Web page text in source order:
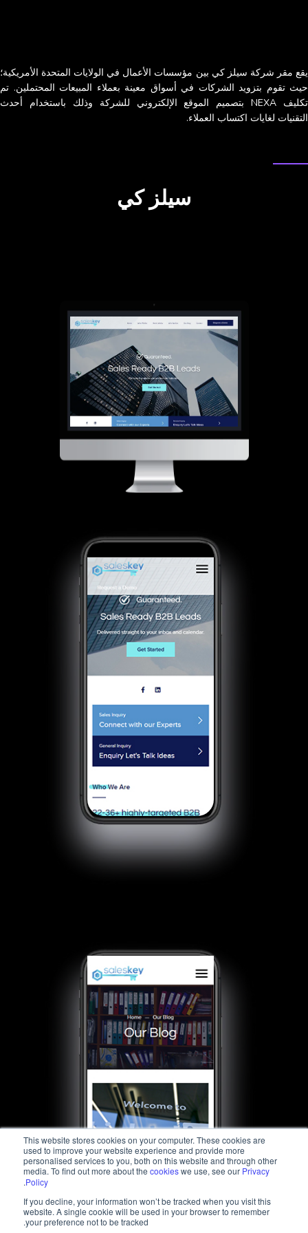
This website stores cookies on your computer. These cookies are
used to improve your website experience and provide more
personalised services to you, both on this website and through other
media. To find out more about the cookieswe use, see our Privacy
Policy
.
If you decline, your information won’t be tracked when you visit this
website. A single cookie will be used in your browser to remember
your preference not to be tracked.
يقع مقر شركة سيلز كي بين مؤسسات الأعمال في الولايات المتحدة الأمريكية؛
حيث تقوم بتزويد الشركات في أسواق معينة بعملاء المبيعات المحتملين. تم
تكليف NEXA بتصميم الموقع الإلكتروني للشركة وذلك باستخدام أحدث
التقنيات لغايات اكتساب العملاء.
سيلز كي